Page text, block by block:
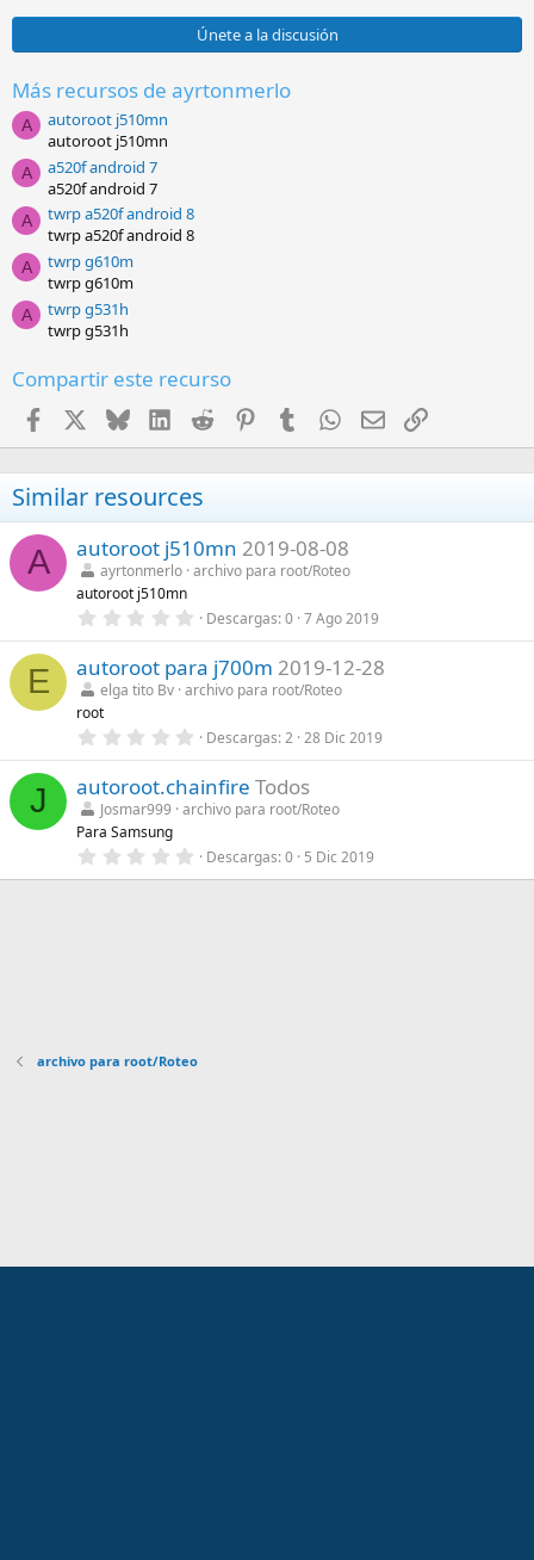
0
e
t
r
e
l
l
a
(
s
)
Únete a la discusión
Más recursos de ayrtonmerlo
A
autoroot j510mn
autoroot j510mn
A
a520f android 7
a520f android 7
A
twrp a520f android 8
twrp a520f android 8
A
twrp g610m
twrp g610m
A
twrp g531h
twrp g531h
Compartir este recurso
Facebook BlueskyLinkedInReddit PinterestTumblr WhatsApp
EmailEnlace
Similar resources
A autoroot j510mn 2019-08-08
ayrtonmerlo archivo para root/Roteo
autoroot j510mn
0
0
0
e
s
r
l
l
a
(
Descargas 0 7 Ago 2019
E autoroot para j700m 2019-12-28
elga tito Bv archivo para root/Roteo
root
0
0
0
e
s
r
l
Descargas 2 28 Dic 2019
J autoroot.chainfire Todos
Josmar999
archivo para root/Roteo
Para Samsung
0
0
(
s
Descargas 0 5 Dic 2019
archivo para root/Roteo